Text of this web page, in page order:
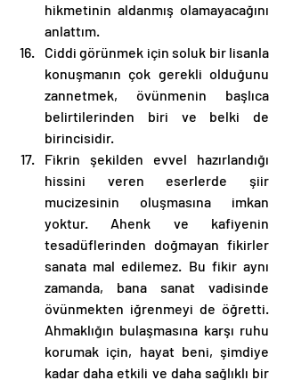
hikmetinin aldanmış olamayacağını
anlattım.
Ciddi görünmek için soluk bir lisanla
konuşmanın çok gerekli olduğunu
zannetmek, övünmenin başlıca
belirtilerinden biri ve belki de
birincisidir.
Fikrin şekilden evvel hazırlandığı
hissini veren eserlerde şiir
mucizesinin oluşmasına imkan
yoktur. Ahenk ve kafiyenin
tesadüflerinden doğmayan fikirler
sanata mal edilemez. Bu fikir aynı
zamanda, bana sanat vadisinde
övünmekten iğrenmeyi de öğretti.
Ahmaklığın bulaşmasına karşı ruhu
korumak için, hayat beni, şimdiye
kadar daha etkili ve daha sağlıklı bir